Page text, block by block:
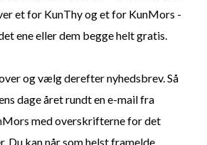
et for KunThy og et for KunMors -
ene eller dem begge helt gratis.
og vælg derefter nyhedsbrev. Så
dage året rundt en e-mail fra
med overskrifterne for det
Du kan når som helst framelde